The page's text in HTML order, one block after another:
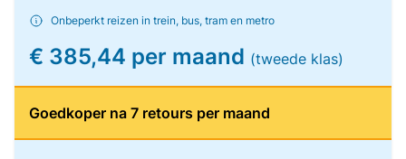
Onbeperkt reizen in trein, bus, tram en metro
€ 385,44 per maand (tweede klas)
Goedkoper na 7 retours per maand